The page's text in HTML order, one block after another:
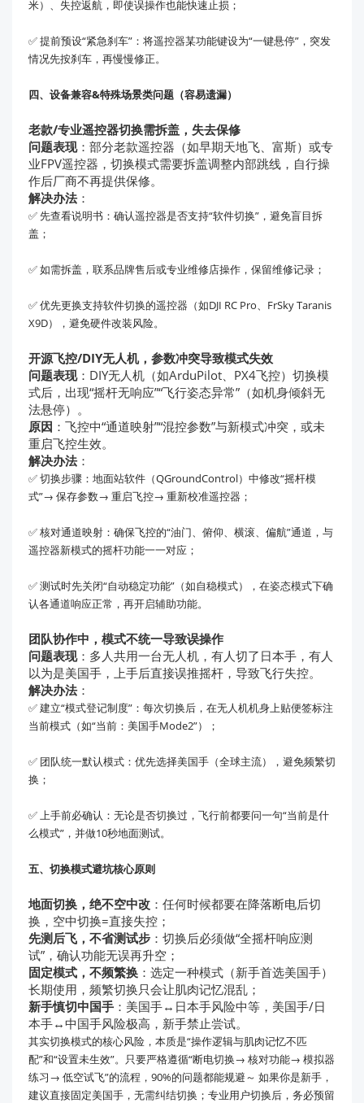
米）、失控返航，即使误操作也能快速止损；
✅ 提前预设“紧急刹车”：将遥控器某功能键设为“一键悬停”，突发
情况先按刹车，再慢慢修正。
四、设备兼容&特殊场景类问题（容易遗漏）
老款/专业遥控器切换需拆盖，失去保修
问题表现：部分老款遥控器（如早期天地飞、富斯）或专
业FPV遥控器，切换模式需要拆盖调整内部跳线，自行操
作后厂商不再提供保修。
解决办法：
✅ 先查看说明书：确认遥控器是否支持“软件切换”，避免盲目拆
盖；
✅ 如需拆盖，联系品牌售后或专业维修店操作，保留维修记录；
✅ 优先更换支持软件切换的遥控器（如DJI RC Pro、FrSky Taranis
X9D），避免硬件改装风险。
开源飞控/DIY无人机，参数冲突导致模式失效
问题表现：DIY无人机（如ArduPilot、PX4飞控）切换模
式后，出现“摇杆无响应”“飞行姿态异常”（如机身倾斜无
法悬停）。
原因 ：飞控中“通道映射”“混控参数”与新模式冲突，或未
重启飞控生效。
解决办法：
✅ 切换步骤：地面站软件（QGroundControl）中修改“摇杆模
式”→ 保存参数→ 重启飞控→ 重新校准遥控器；
✅ 核对通道映射：确保飞控的“油门、俯仰、横滚、偏航”通道，与
遥控器新模式的摇杆功能一一对应；
✅ 测试时先关闭“自动稳定功能”（如自稳模式），在姿态模式下确
认各通道响应正常，再开启辅助功能。
团队协作中，模式不统一导致误操作
问题表现：多人共用一台无人机，有人切了日本手，有人
以为是美国手，上手后直接误推摇杆，导致飞行失控。
解决办法：
✅ 建立“模式登记制度”：每次切换后，在无人机机身上贴便签标注
当前模式（如“当前：美国手Mode2”）；
✅ 团队统一默认模式：优先选择美国手（全球主流），避免频繁切
换；
✅ 上手前必确认：无论是否切换过，飞行前都要问一句“当前是什
么模式”，并做10秒地面测试。
五、切换模式避坑核心原则
地面切换，绝不空中改 ：任何时候都要在降落断电后切
换，空中切换=直接失控；
先测后飞，不省测试步 ：切换后必须做“全摇杆响应测
试”，确认功能无误再升空；
固定模式，不频繁换 ：选定一种模式（新手首选美国手）
长期使用，频繁切换只会让肌肉记忆混乱；
新手慎切中国手 ：美国手↔日本手风险中等，美国手/日
本手↔中国手风险极高，新手禁止尝试。
其实切换模式的核心风险，本质是“操作逻辑与肌肉记忆不匹
配”和“设置未生效”。只要严格遵循“断电切换→ 核对功能→ 模拟器
练习→ 低空试飞”的流程，90%的问题都能规避～ 如果你是新手，
建议直接固定美国手，无需纠结切换；专业用户切换后，务必预留